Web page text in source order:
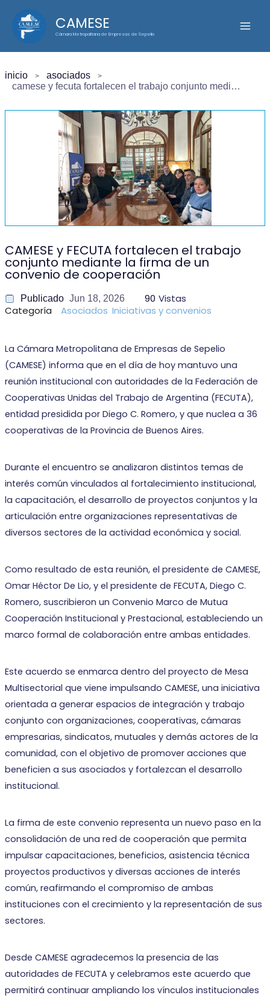
contenido
CAMESE
Cámara Metropolitana de Empresas de Sepelio
inicio
asociados
camese y fecuta fortalecen el trabajo conjunto mediante la firma de un convenio de cooperación
CAMESE y FECUTA fortalecen el trabajo
conjunto mediante la firma de un
convenio de cooperación
Publicado Jun 18, 2026 90 Vistas
Categoría
Asociados Iniciativas y convenios
La Cámara Metropolitana de Empresas de Sepelio
(CAMESE) informa que en el día de hoy mantuvo una
reunión institucional con autoridades de la Federación de
Cooperativas Unidas del Trabajo de Argentina (FECUTA),
entidad presidida por Diego C. Romero, y que nuclea a 36
cooperativas de la Provincia de Buenos Aires.
Durante el encuentro se analizaron distintos temas de
interés común vinculados al fortalecimiento institucional,
la capacitación, el desarrollo de proyectos conjuntos y la
articulación entre organizaciones representativas de
diversos sectores de la actividad económica y social.
Como resultado de esta reunión, el presidente de CAMESE,
Omar Héctor De Lio, y el presidente de FECUTA, Diego C.
Romero, suscribieron un Convenio Marco de Mutua
Cooperación Institucional y Prestacional, estableciendo un
marco formal de colaboración entre ambas entidades.
Este acuerdo se enmarca dentro del proyecto de Mesa
Multisectorial que viene impulsando CAMESE, una iniciativa
orientada a generar espacios de integración y trabajo
conjunto con organizaciones, cooperativas, cámaras
empresarias, sindicatos, mutuales y demás actores de la
comunidad, con el objetivo de promover acciones que
beneficien a sus asociados y fortalezcan el desarrollo
institucional.
La firma de este convenio representa un nuevo paso en la
consolidación de una red de cooperación que permita
impulsar capacitaciones, beneficios, asistencia técnica
proyectos productivos y diversas acciones de interés
común, reafirmando el compromiso de ambas
instituciones con el crecimiento y la representación de sus
sectores.
Desde CAMESE agradecemos la presencia de las
autoridades de FECUTA y celebramos este acuerdo que
permitirá continuar ampliando los vínculos institucionales